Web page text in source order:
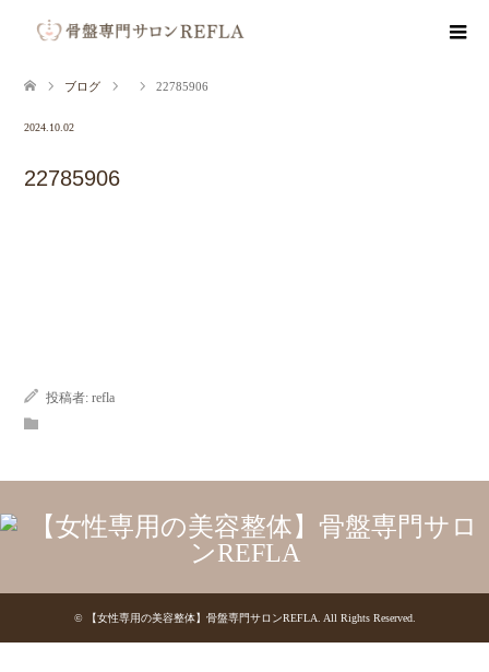
ブログ 22785906
2024.10.02
22785906
投稿者: refla
© 【女性専用の美容整体】骨盤専門サロンREFLA. All Rights Reserved.